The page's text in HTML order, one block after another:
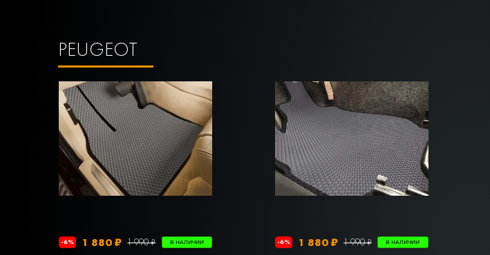
PEUGEOT
-6% 1 880 ₽ 1 990 ₽ В НАЛИЧИИ -6% 1 880 ₽ 1 990 ₽ В НАЛИЧИИ